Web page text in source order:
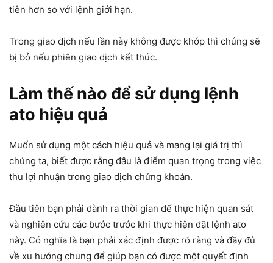
tiên hơn so với lệnh giới hạn.
Trong giao dịch nếu lần này không được khớp thì chúng sẽ
bị bỏ nếu phiên giao dịch kết thúc.
Làm thế nào để sử dụng lệnh
ato hiệu quả
Muốn sử dụng một cách hiệu quả và mang lại giá trị thì
chúng ta, biết được rằng đâu là điểm quan trọng trong việc
thu lợi nhuận trong giao dịch chứng khoán.
Đầu tiên bạn phải dành ra thời gian để thực hiện quan sát
và nghiên cứu các bước trước khi thực hiện đặt lệnh ato
này. Có nghĩa là bạn phải xác định được rõ ràng và đầy đủ
về xu hướng chung để giúp bạn có được một quyết định